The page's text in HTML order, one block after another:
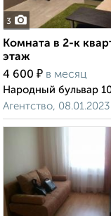
3
Комната в 2-к
этаж
4 600 ₽ в месяц
Народный бульвар
Агентство, 08.01.2023